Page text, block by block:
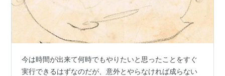
今は時間が出来て何時でもやりたいと思ったことをすぐ
実行できるはずなのだが、意外とやらなければ成らない